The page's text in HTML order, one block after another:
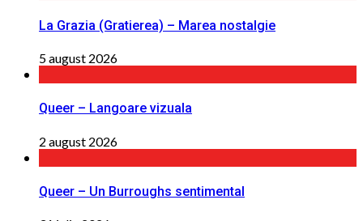
La Grazia (Gratierea) – Marea nostalgie
5 august 2026
Queer – Langoare vizuala
2 august 2026
Queer – Un Burroughs sentimental